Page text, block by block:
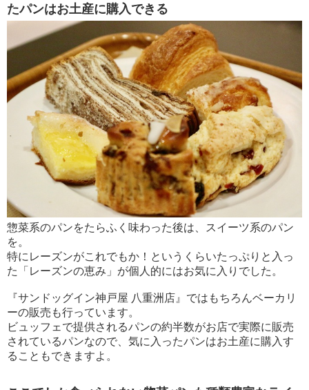
たパンはお土産に購入できる
惣菜系のパンをたらふく味わった後は、スイーツ系のパン
を。
特にレーズンがこれでもか！というくらいたっぷりと入っ
た「レーズンの恵み」が個人的にはお気に入りでした。
『サンドッグイン神戸屋 八重洲店』ではもちろんベーカリ
ーの販売も行っています。
ビュッフェで提供されるパンの約半数がお店で実際に販売
されているパンなので、気に入ったパンはお土産に購入す
ることもできますよ。